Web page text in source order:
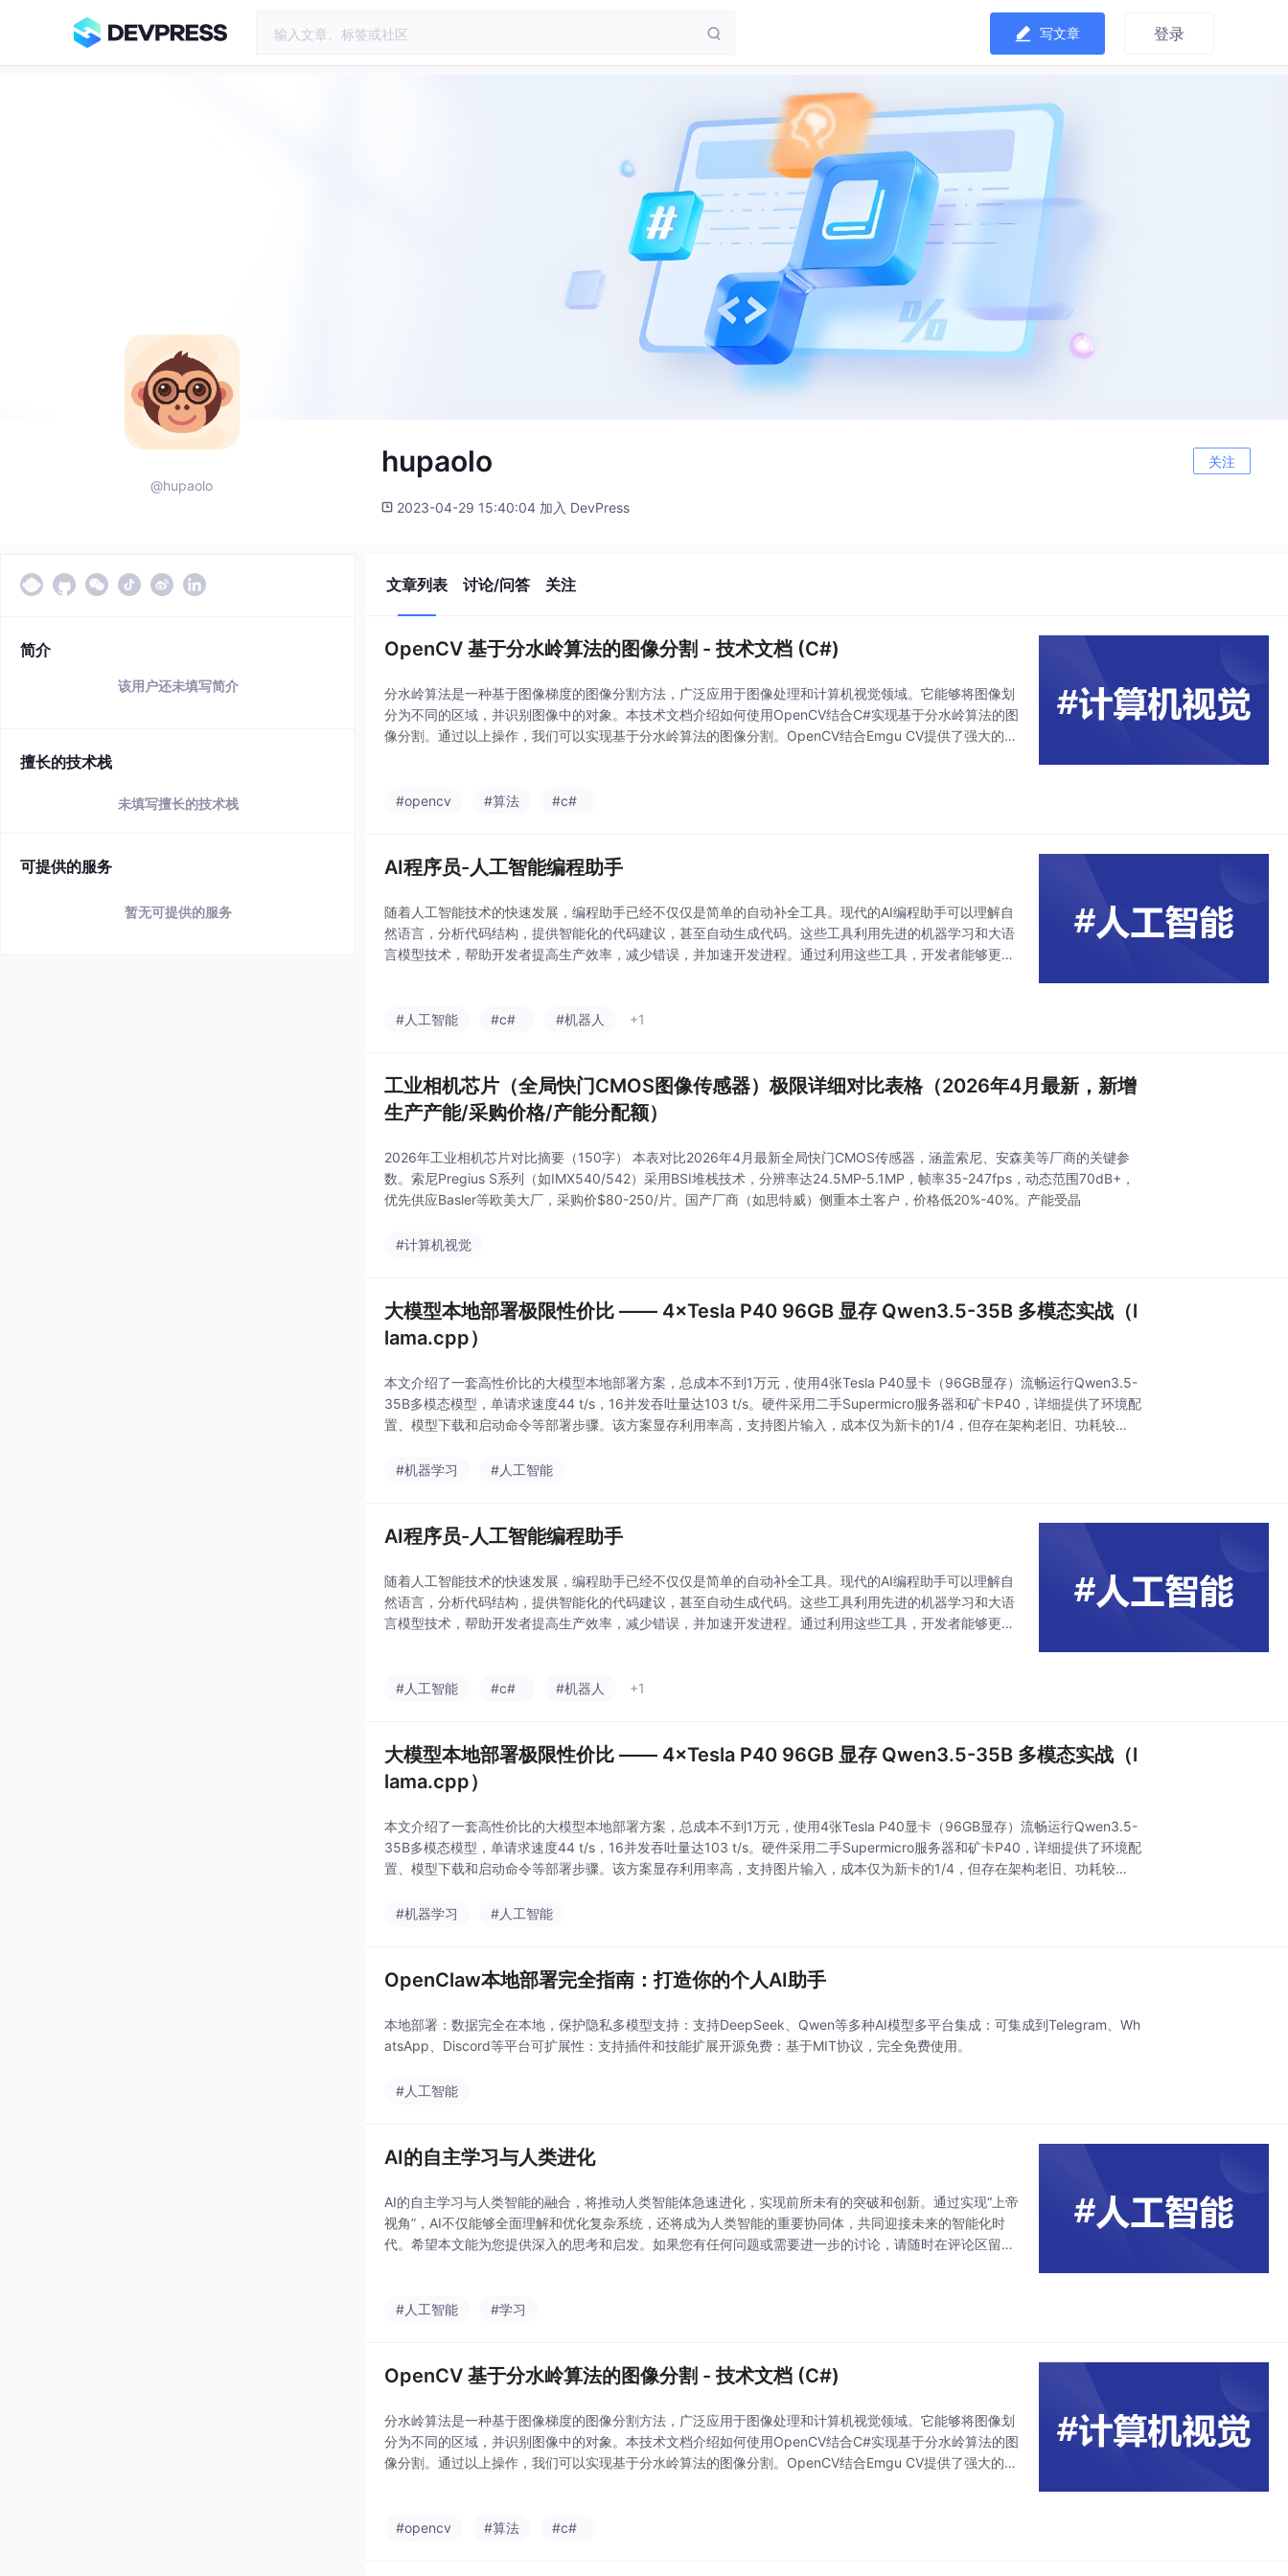
写文章 登录
@hupaolo
hupaolo 关注
2023-04-29 15:40:04 加入 DevPress
简介
该用户还未填写简介
擅长的技术栈
未填写擅长的技术栈
可提供的服务
暂无可提供的服务
文章列表 讨论/问答 关注
OpenCV 基于分水岭算法的图像分割 - 技术文档 (C#)
分水岭算法是一种基于图像梯度的图像分割方法，广泛应用于图像处理和计算机视觉领域。它能够将图像划
分为不同的区域，并识别图像中的对象。本技术文档介绍如何使用OpenCV结合C#实现基于分水岭算法的图
像分割。通过以上操作，我们可以实现基于分水岭算法的图像分割。OpenCV结合Emgu CV提供了强大的图
#opencv
#算法 #c#
AI程序员-人工智能编程助手
随着人工智能技术的快速发展，编程助手已经不仅仅是简单的自动补全工具。现代的AI编程助手可以理解自
然语言，分析代码结构，提供智能化的代码建议，甚至自动生成代码。这些工具利用先进的机器学习和大语
言模型技术，帮助开发者提高生产效率，减少错误，并加速开发进程。通过利用这些工具，开发者能够更加
#人工智能
#c# #机器人 +1
工业相机芯片（全局快门CMOS图像传感器）极限详细对比表格（2026年4月最新，新增
生产产能/采购价格/产能分配额）
2026年工业相机芯片对比摘要（150字） 本表对比2026年4月最新全局快门CMOS传感器，涵盖索尼、安森美等厂商的关键参
数。索尼Pregius S系列（如IMX540/542）采用BSI堆栈技术，分辨率达24.5MP-5.1MP，帧率35-247fps，动态范围70dB+，
优先供应Basler等欧美大厂，采购价$80-250/片。国产厂商（如思特威）侧重本土客户，价格低20%-40%。产能受晶
#计算机视觉
大模型本地部署极限性价比 —— 4×Tesla P40 96GB 显存 Qwen3.5-35B 多模态实战（l
lama.cpp）
本文介绍了一套高性价比的大模型本地部署方案，总成本不到1万元，使用4张Tesla P40显卡（96GB显存）流畅运行Qwen3.5-
35B多模态模型，单请求速度44 t/s，16并发吞吐量达103 t/s。硬件采用二手Supermicro服务器和矿卡P40，详细提供了环境配
置、模型下载和启动命令等部署步骤。该方案显存利用率高，支持图片输入，成本仅为新卡的1/4，但存在架构老旧、功耗较
#机器学习
#人工智能
AI程序员-人工智能编程助手
随着人工智能技术的快速发展，编程助手已经不仅仅是简单的自动补全工具。现代的AI编程助手可以理解自
然语言，分析代码结构，提供智能化的代码建议，甚至自动生成代码。这些工具利用先进的机器学习和大语
言模型技术，帮助开发者提高生产效率，减少错误，并加速开发进程。通过利用这些工具，开发者能够更加
#人工智能
#c# #机器人 +1
大模型本地部署极限性价比 —— 4×Tesla P40 96GB 显存 Qwen3.5-35B 多模态实战（l
lama.cpp）
本文介绍了一套高性价比的大模型本地部署方案，总成本不到1万元，使用4张Tesla P40显卡（96GB显存）流畅运行Qwen3.5-
35B多模态模型，单请求速度44 t/s，16并发吞吐量达103 t/s。硬件采用二手Supermicro服务器和矿卡P40，详细提供了环境配
置、模型下载和启动命令等部署步骤。该方案显存利用率高，支持图片输入，成本仅为新卡的1/4，但存在架构老旧、功耗较
#机器学习
#人工智能
OpenClaw本地部署完全指南：打造你的个人AI助手
本地部署：数据完全在本地，保护隐私多模型支持：支持DeepSeek、Qwen等多种AI模型多平台集成：可集成到Telegram、Wh
atsApp、Discord等平台可扩展性：支持插件和技能扩展开源免费：基于MIT协议，完全免费使用。
#人工智能
AI的自主学习与人类进化
AI的自主学习与人类智能的融合，将推动人类智能体急速进化，实现前所未有的突破和创新。通过实现“上帝
视角”，AI不仅能够全面理解和优化复杂系统，还将成为人类智能的重要协同体，共同迎接未来的智能化时
代。希望本文能为您提供深入的思考和启发。如果您有任何问题或需要进一步的讨论，请随时在评论区留
#人工智能 #学习
OpenCV 基于分水岭算法的图像分割 - 技术文档 (C#)
分水岭算法是一种基于图像梯度的图像分割方法，广泛应用于图像处理和计算机视觉领域。它能够将图像划
分为不同的区域，并识别图像中的对象。本技术文档介绍如何使用OpenCV结合C#实现基于分水岭算法的图
像分割。通过以上操作，我们可以实现基于分水岭算法的图像分割。OpenCV结合Emgu CV提供了强大的图
#opencv
#算法 #c#